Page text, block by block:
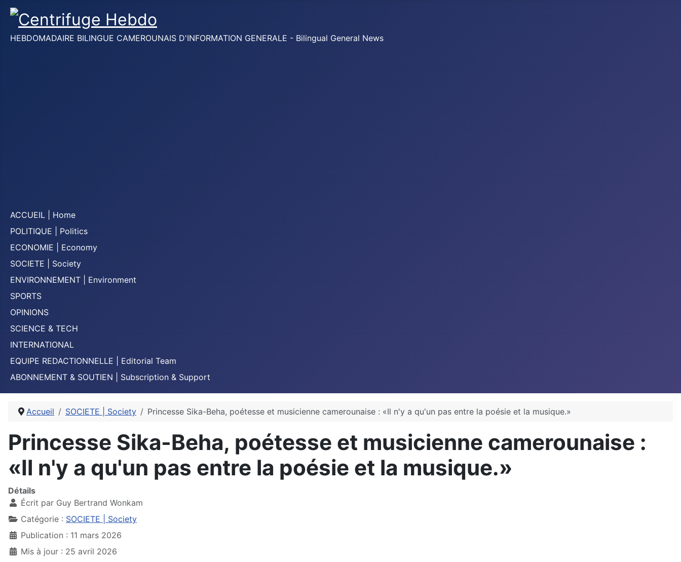
HEBDOMADAIRE BILINGUE CAMEROUNAIS D'INFORMATION GENERALE - Bilingual General News
ACCUEIL | Home
POLITIQUE | Politics
ECONOMIE | Economy
SOCIETE | Society
ENVIRONNEMENT | Environment
SPORTS
OPINIONS
SCIENCE & TECH
INTERNATIONAL
EQUIPE REDACTIONNELLE | Editorial Team
ABONNEMENT & SOUTIEN | Subscription & Support
Accueil SOCIETE | Society Princesse Sika-Beha, poétesse et musicienne camerounaise : «Il n'y a qu'un pas entre la poésie et la musique.»
Princesse Sika-Beha, poétesse et musicienne camerounaise :
«Il n'y a qu'un pas entre la poésie et la musique.»
Détails
Écrit par Guy Bertrand Wonkam
Catégorie : SOCIETE | Society
Publication : 11 mars 2026
Mis à jour : 25 avril 2026